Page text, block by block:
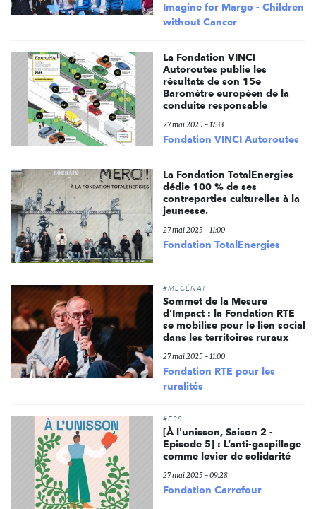
Imagine for Margo - Children
without Cancer
La Fondation VINCI
Autoroutes publie les
résultats de son 15e
Baromètre européen de la
conduite responsable
27 mai 2025 - 17:33
Fondation VINCI Autoroutes
La Fondation TotalEnergies
dédie 100 % de ses
contreparties culturelles à la
jeunesse.
27 mai 2025 - 11:00
Fondation TotalEnergies
#MÉCÉNAT
Sommet de la Mesure
d’Impact : la Fondation RTE
se mobilise pour le lien social
dans les territoires ruraux
27 mai 2025 - 11:00
Fondation RTE pour les
ruralités
#ESS
[À l'unisson, Saison 2 -
Episode 5] : L’anti-gaspillage
comme levier de solidarité
27 mai 2025 - 09:28
Fondation Carrefour